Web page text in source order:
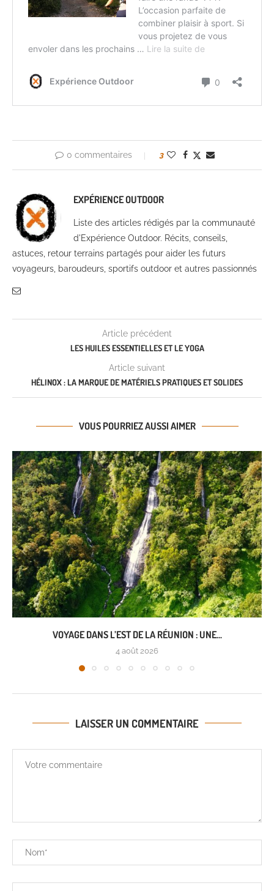
0 commentaires 3
EXPÉRIENCE OUTDOOR
Liste des articles rédigés par la communauté
d'Expérience Outdoor. Récits, conseils,
astuces, retour terrains partagés pour aider les futurs
voyageurs, baroudeurs, sportifs outdoor et autres passionnés
Article précédent
LES HUILES ESSENTIELLES ET LE YOGA
Article suivant
HÉLINOX : LA MARQUE DE MATÉRIELS PRATIQUES ET SOLIDES
VOUS POURRIEZ AUSSI AIMER
VOYAGE DANS L’EST DE LA RÉUNION : UNE...
4 août 2026
LAISSER UN COMMENTAIRE